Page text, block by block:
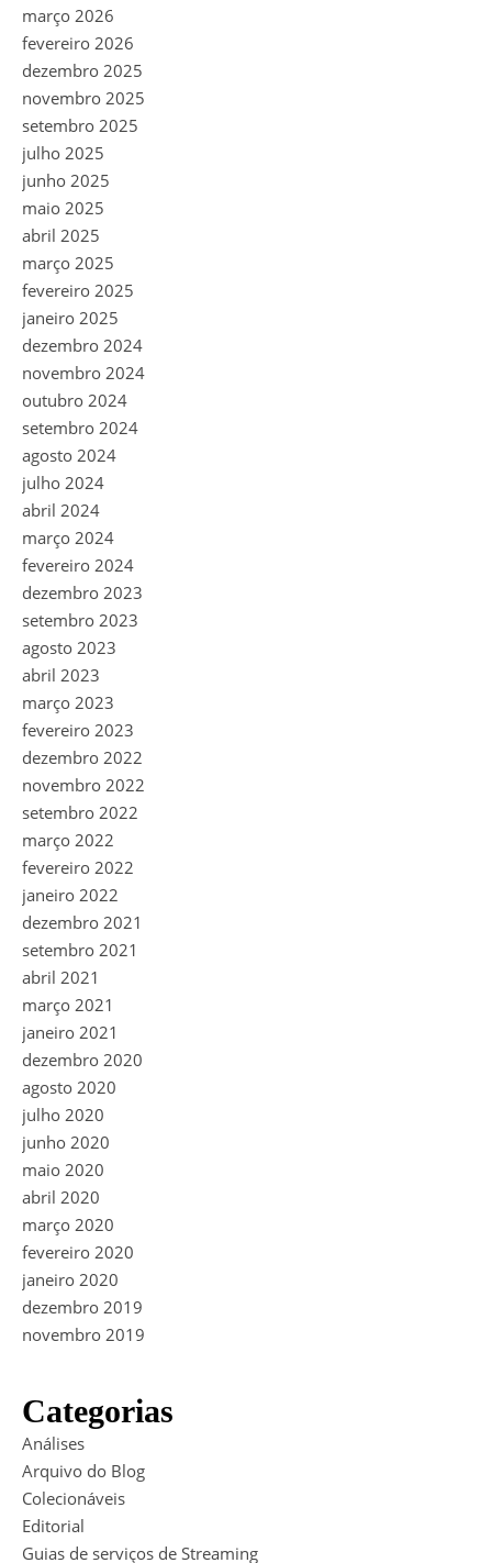
março 2026
fevereiro 2026
dezembro 2025
novembro 2025
setembro 2025
julho 2025
junho 2025
maio 2025
abril 2025
março 2025
fevereiro 2025
janeiro 2025
dezembro 2024
novembro 2024
outubro 2024
setembro 2024
agosto 2024
julho 2024
abril 2024
março 2024
fevereiro 2024
dezembro 2023
setembro 2023
agosto 2023
abril 2023
março 2023
fevereiro 2023
dezembro 2022
novembro 2022
setembro 2022
março 2022
fevereiro 2022
janeiro 2022
dezembro 2021
setembro 2021
abril 2021
março 2021
janeiro 2021
dezembro 2020
agosto 2020
julho 2020
junho 2020
maio 2020
abril 2020
março 2020
fevereiro 2020
janeiro 2020
dezembro 2019
novembro 2019
Categorias
Análises
Arquivo do Blog
Colecionáveis
Editorial
Guias de serviços de Streaming